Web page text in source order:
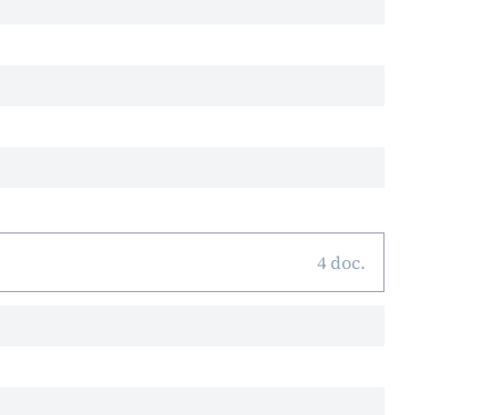
4 doc.